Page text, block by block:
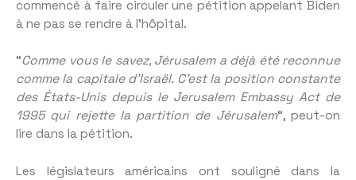
commencé à faire circuler une pétition appelant Biden
à ne pas se rendre à l’hôpital.
“Comme vous le savez, Jérusalem a déjà été reconnue
comme la capitale d’Israël. C’est la position constante
des États-Unis depuis le Jerusalem Embassy Act de
1995 qui rejette la partition de Jérusalem“, peut-on
lire dans la pétition.
Les législateurs américains ont souligné dans la